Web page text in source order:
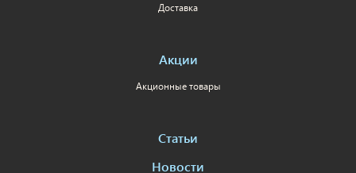
Доставка
Акции
Акционные товары
Статьи
Новости